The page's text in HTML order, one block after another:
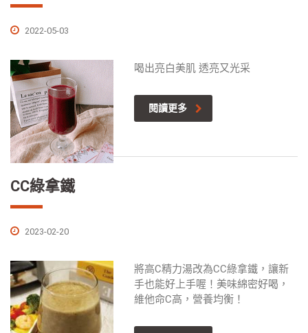
2022-05-03
喝出亮白美肌 透亮又光采
閱讀更多
CC綠拿鐵
2023-02-20
將高C精力湯改為CC綠拿鐵，讓新
手也能好上手喔！美味綿密好喝，
維他命C高，營養均衡！